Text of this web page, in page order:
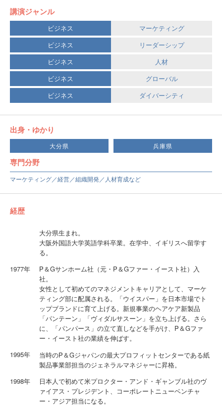
講演ジャンル
ビジネス
マーケティング
ビジネス
リーダーシップ
ビジネス
人材
ビジネス
グローバル
ビジネス
ダイバーシティ
出身・ゆかり
大分県 兵庫県
専門分野
マーケティング／経営／組織開発／人材育成など
経歴
大分県生まれ。
大阪外国語大学英語学科卒業。在学中、イギリスへ留学す
る。
1977年
P＆Gサンホーム社（元・P＆Gファー・イースト社）入
社。
女性として初めてのマネジメントキャリアとして、マーケ
ティング部に配属される。「ウイスパー」を日本市場でト
ップブランドに育て上げる。新規事業のヘアケア新製品
「パンテーン」「ヴィダルサスーン」を立ち上げる。さら
に、「パンパース」の立て直しなどを手がけ、P＆Gファ
ー・イースト社の業績を伸ばす。
1995年
当時のP＆Gジャパンの最大プロフィットセンターである紙
製品事業部担当のジェネラルマネジャーに昇格。
1998年
日本人で初めて米プロクター・アンド・ギャンブル社のヴ
ァイアス・プレジデント、コーポレートニューベンチャ
ー・アジア担当になる。